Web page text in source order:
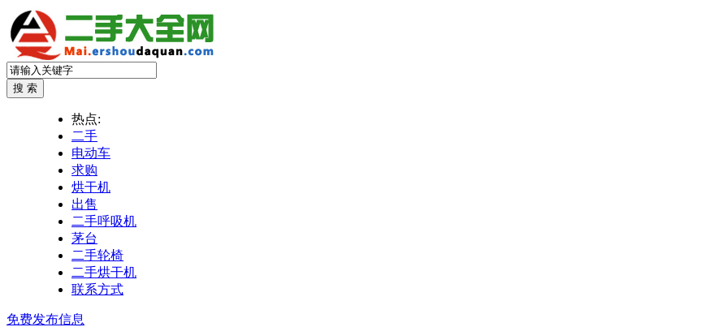
热点:
二手
电动车
求购
烘干机
出售
二手呼吸机
茅台
二手轮椅
二手烘干机
联系方式
免费发布信息